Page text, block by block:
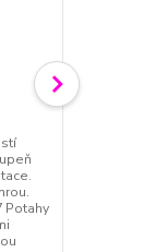
Potahy